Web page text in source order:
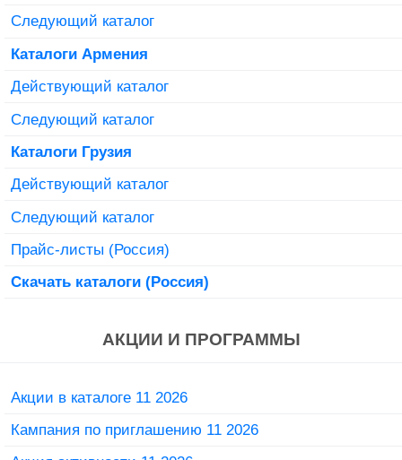
Следующий каталог
Каталоги Армения
Действующий каталог
Следующий каталог
Каталоги Грузия
Действующий каталог
Следующий каталог
Прайс-листы (Россия)
Скачать каталоги (Россия)
АКЦИИ И ПРОГРАММЫ
Акции в каталоге 11 2026
Кампания по приглашению 11 2026